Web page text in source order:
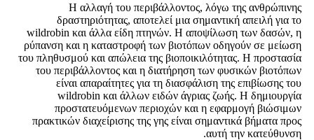
Η αλλαγή του περιβάλλοντος, λόγω της ανθρώπινης
δραστηριότητας, αποτελεί μια σημαντική απειλή για το
wildrobin και άλλα είδη πτηνών. Η αποψίλωση των δασών, η
ρύπανση και η καταστροφή των βιοτόπων οδηγούν σε μείωση
του πληθυσμού και απώλεια της βιοποικιλότητας. Η προστασία
του περιβάλλοντος και η διατήρηση των φυσικών βιοτόπων
είναι απαραίτητες για τη διασφάλιση της επιβίωσης του
wildrobin και άλλων ειδών άγριας ζωής. Η δημιουργία
προστατευόμενων περιοχών και η εφαρμογή βιώσιμων
πρακτικών διαχείρισης της γης είναι σημαντικά βήματα προς
αυτή την κατεύθυνση.